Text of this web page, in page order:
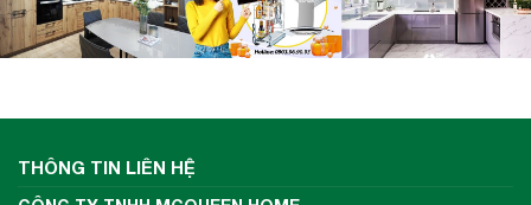
THÔNG TIN LIÊN HỆ